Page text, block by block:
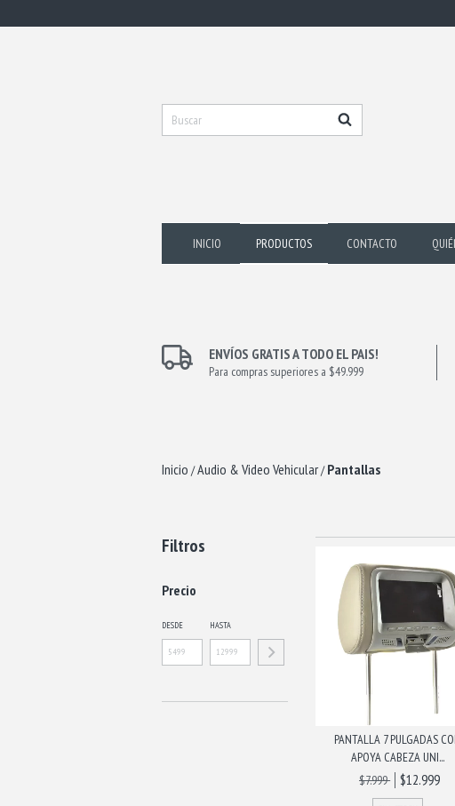
INICIO PRODUCTOS CONTACTO
ENVÍOS GRATIS A TODO EL PAIS!
Para compras superiores a $49.999
Inicio /Audio & Video Vehicular/ Pantallas
Filtros
Precio
DESDE HASTA
PANTALLA 7 PULGADAS
APOYA CABEZA UNI...
$7.999
$12.999